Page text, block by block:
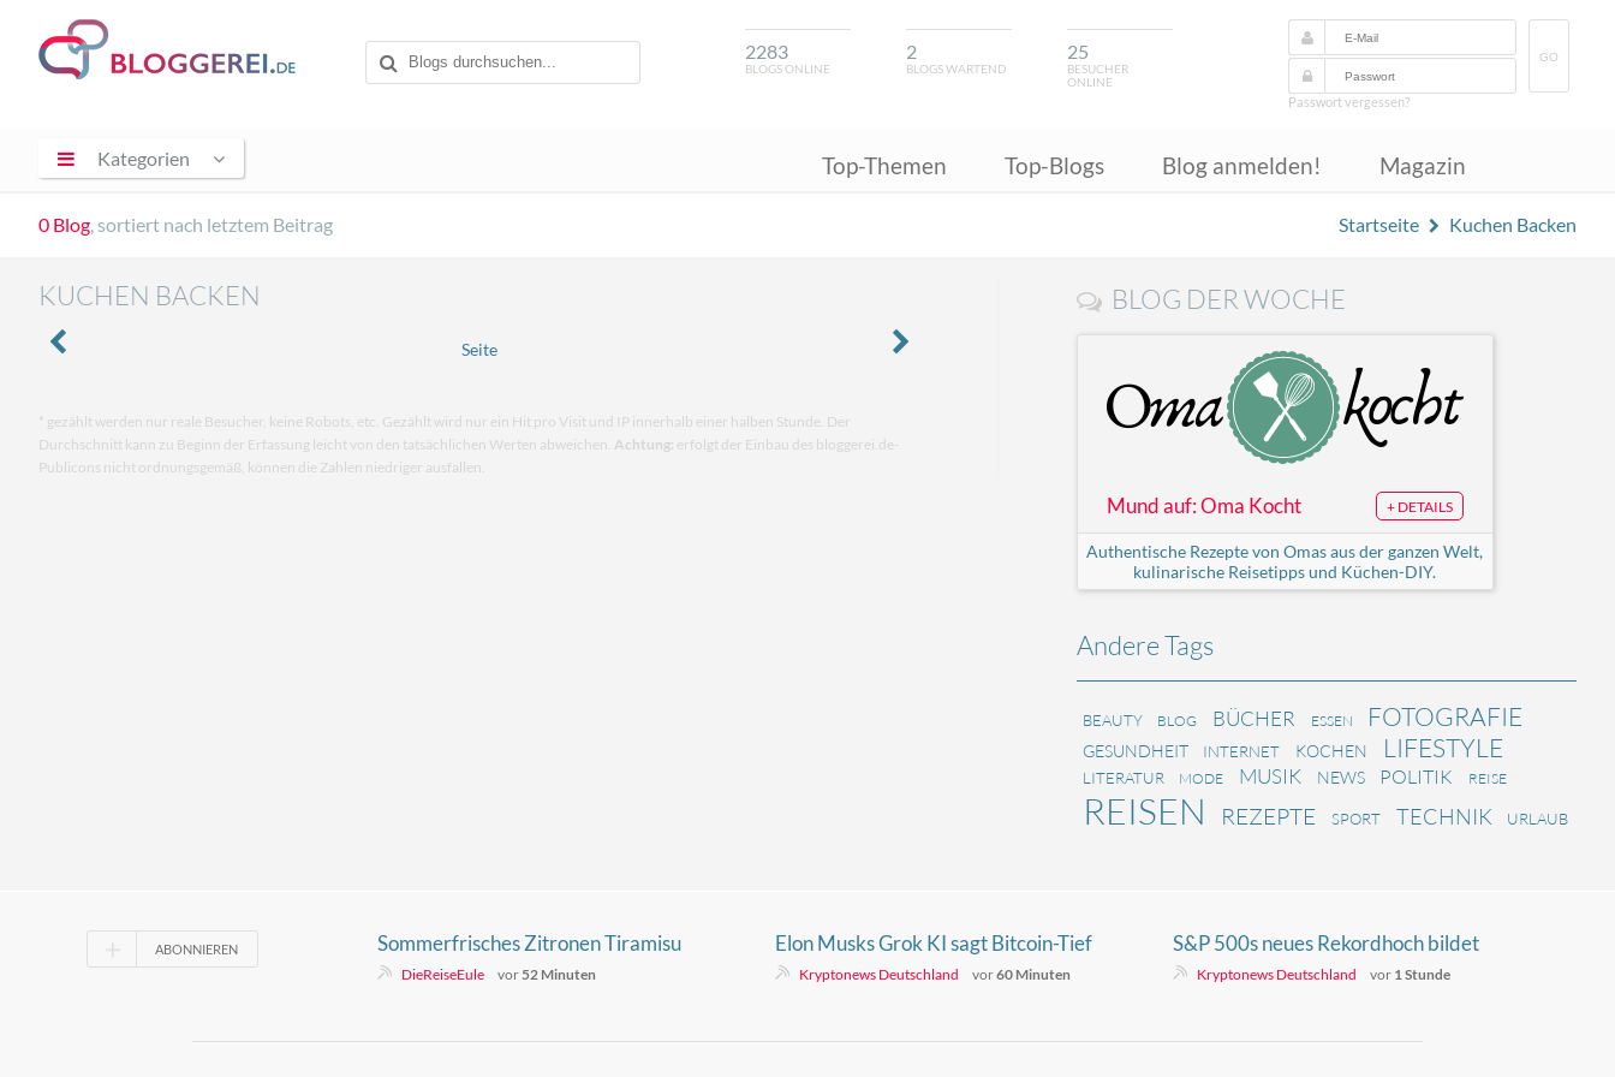
2283
BLOGS ONLINE
2
BLOGS WARTEND
25
BESUCHER
ONLINE
GO
Passwort vergessen?
Kategorien Top-Themen Top-Blogs Blog anmelden! Magazin
0 Blog, sortiert nach letztem Beitrag Startseite Kuchen Backen
KUCHEN BACKEN
Seite
* gezählt werden nur reale Besucher, keine Robots, etc. Gezählt wird nur ein Hit pro Visit und IP innerhalb einer halben Stunde. Der
Durchschnitt kann zu Beginn der Erfassung leicht von den tatsächlichen Werten abweichen. Achtung: erfolgt der Einbau des bloggerei.de-
Publicons nicht ordnungsgemäß, können die Zahlen niedriger ausfallen.
BLOG DER WOCHE
Mund auf: Oma Kocht + DETAILS
Authentische Rezepte von Omas aus der ganzen Welt,
kulinarische Reisetipps und Küchen-DIY.
Andere Tags
BEAUTY BLOG BÜCHER ESSEN FOTOGRAFIE
GESUNDHEIT INTERNET KOCHEN LIFESTYLE
LITERATUR MODE MUSIK NEWS POLITIK REISE
REISEN REZEPTE SPORT TECHNIK URLAUB
ABONNIEREN
Sommerfrisches Zitronen Tiramisu
ohne Ei
DieReiseEule vor52 Minuten
Elon Musks Grok KI sagt Bitcoin-Tief
voraus – das ist die Zahl
Kryptonews Deutschland vor60 Minuten
S&P 500s neues Rekordhoch bildet
ein Muster, das erst 3 Mal vorkam
Kryptonews Deutschland vor 1 Stunde